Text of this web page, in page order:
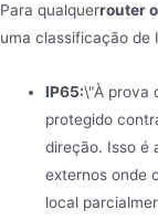
Para qualquerrouter
uma classificação de
IP65:\"À prova
protegido
direção. Isso é
externos onde
local